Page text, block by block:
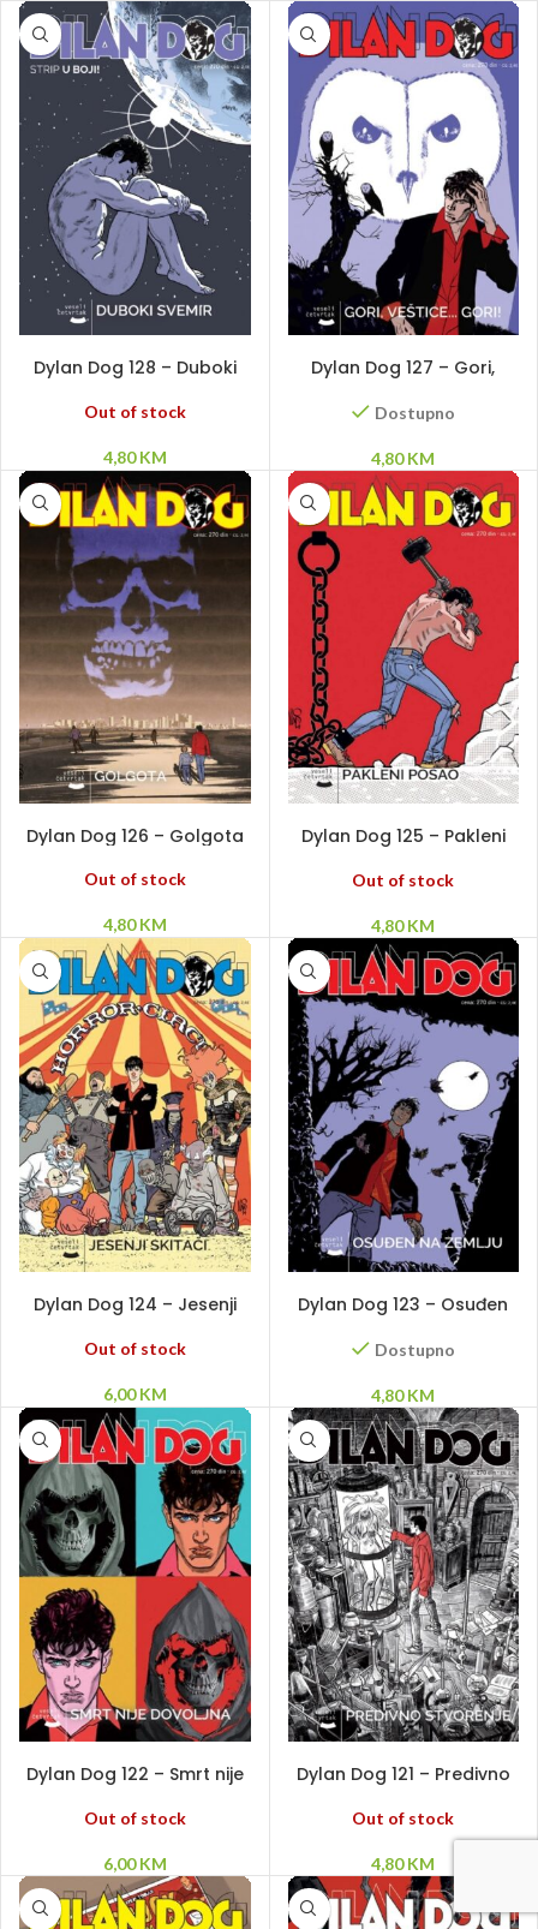
Dylan Dog 128 – Duboki
svemir
Out of stock
4,80KM
Dylan Dog 127 – Gori,
veštice … gori!
Dostupno
4,80KM
Dylan Dog 126 – Golgota
Out of stock
4,80KM
Dylan Dog 125 – Pakleni
Out of stock
4,80KM
Dylan Dog 124 – Jesenji
Out of stock
6,00KM
Dylan Dog 123 – Osuđen
Dostupno
4,80KM
Dylan Dog 122 – Smrt nije
dovoljna
Out of stock
6,00KM
Dylan Dog 121 – Predivno
stvorenje
Out of stock
4,80KM